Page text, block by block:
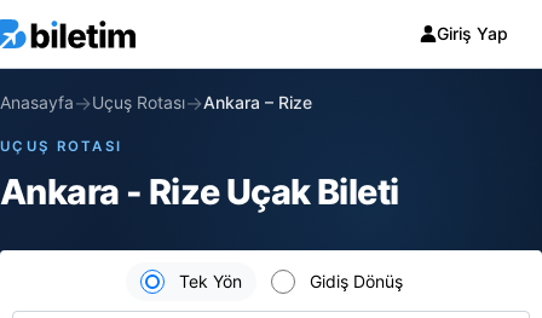
Giriş Yap
Anasayfa→Uçuş Rotası→Ankara – Rize
UÇUŞ ROTASI
Ankara - Rize Uçak Bileti
Tek Yön Gidiş Dönüş